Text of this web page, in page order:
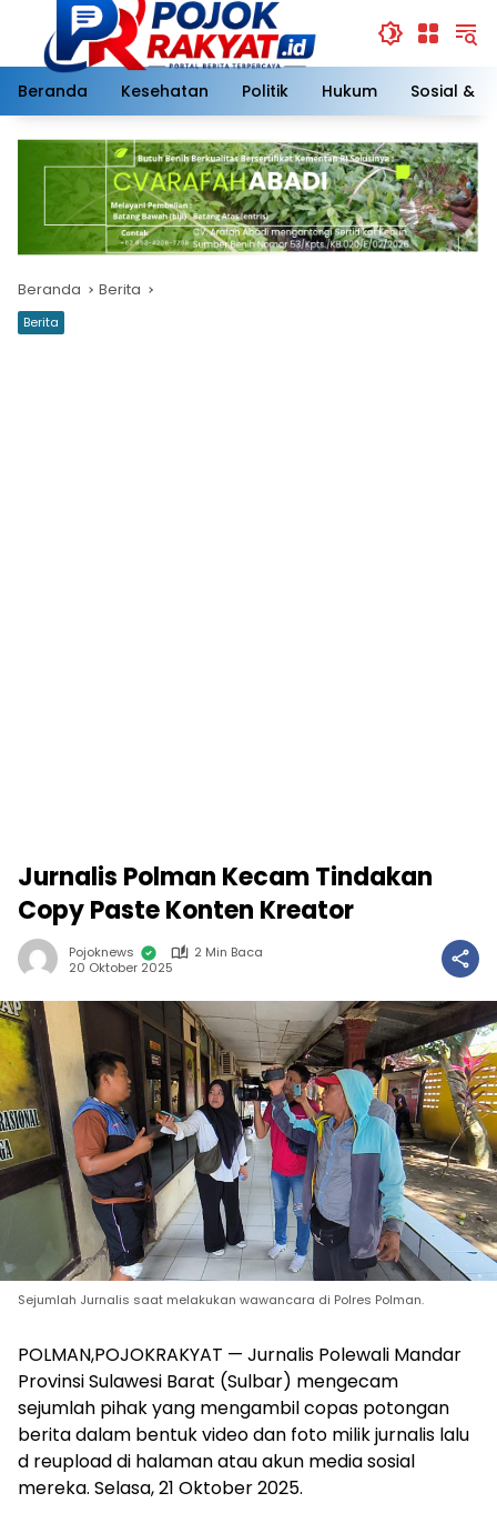
Langsung
konten
Beranda
Kesehatan Politik Hukum Sosial &
Beranda Berita
Berita
Jurnalis Polman Kecam Tindakan
Copy Paste Konten Kreator
Pojoknews
2 Min Baca
20 Oktober 2025
Sejumlah Jurnalis saat melakukan wawancara di Polres Polman.
POLMAN,POJOKRAKYAT — Jurnalis Polewali Mandar
Provinsi Sulawesi Barat (Sulbar) mengecam
sejumlah pihak yang mengambil copas potongan
berita dalam bentuk video dan foto milik jurnalis lalu
d reupload di halaman atau akun media sosial
mereka. Selasa, 21 Oktober 2025.